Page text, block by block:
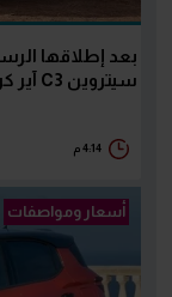
سيتروين C3 آير كروس بالسوق المصري
4:14 م
أسعار ومواصفات